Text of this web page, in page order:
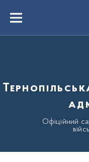
вмістуMenu
Офіційний